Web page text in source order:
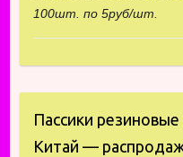
100шт. по 5руб/шт.
Пассики
Китай —